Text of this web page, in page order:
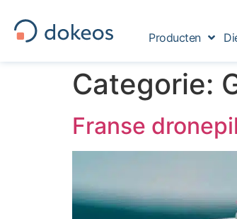
Producten
Categorie:
Franse